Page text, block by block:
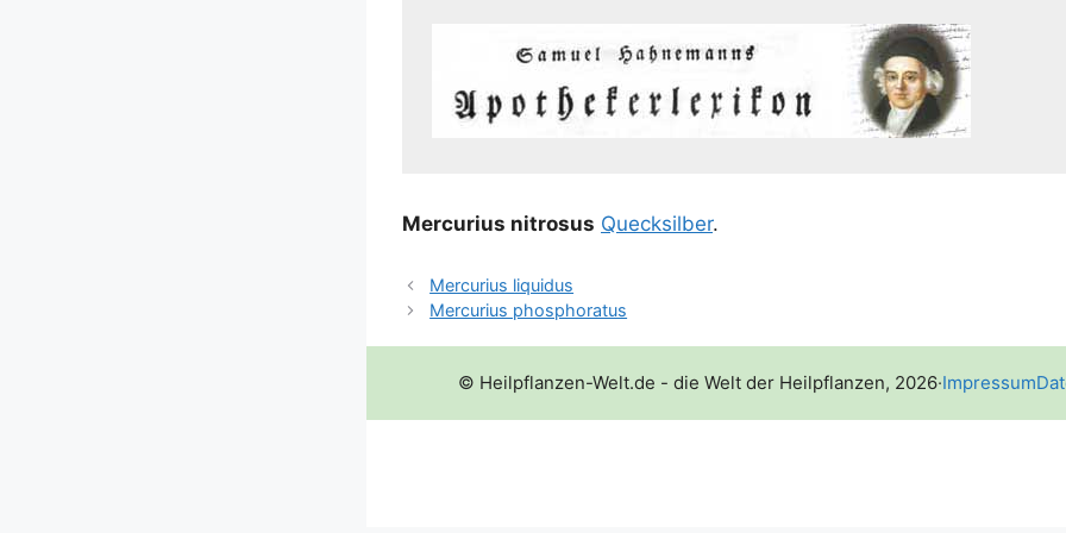
Mer­cu­ri­us nitro­sus Queck­sil­ber.
Mercurius liquidus
Mercurius phosphoratus
© Heilpflanzen-Welt.de - die Welt der Heilpflanzen, 2026·Impressum